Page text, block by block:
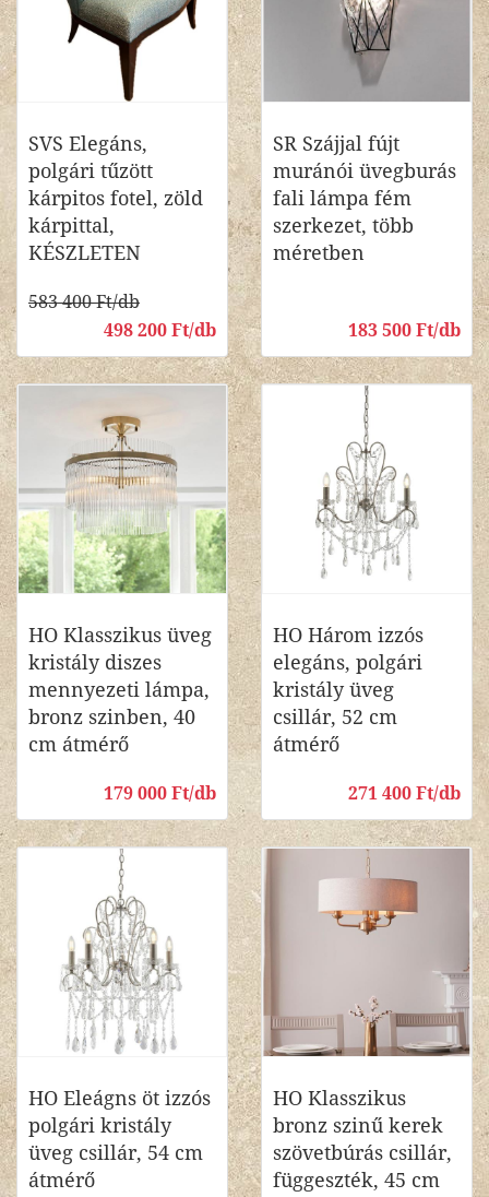
SVS Elegáns,
polgári tűzött
kárpitos fotel, zöld
kárpittal,
KÉSZLETEN
583 400 Ft/db
498 200 Ft/db
SR Szájjal fújt
muránói üvegburás
fali lámpa fém
szerkezet, több
méretben
183 500 Ft/db
HO Klasszikus üveg
kristály diszes
mennyezeti lámpa,
bronz szinben, 40
cm átmérő
179 000 Ft/db
HO Három izzós
elegáns, polgári
kristály üveg
csillár, 52 cm
átmérő
271 400 Ft/db
HO Eleágns öt izzós
polgári kristály
üveg csillár, 54 cm
átmérő
HO Klasszikus
bronz szinű kerek
szövetbúrás csillár,
függeszték, 45 cm